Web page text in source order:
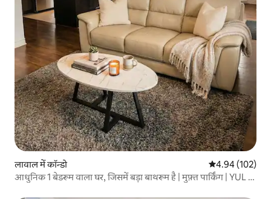
लावाल में कॉन्डो औसत रेटिंग 5 में से
4.94 (102)
आधुनिक 1 बेडरूम वाला घर, जिसमें बड़ा बाथरूम है | मुफ़्त पार्किंग | YUL के